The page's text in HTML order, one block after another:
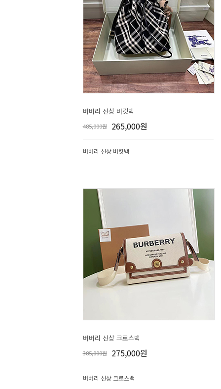
버버리 신상 버킷백
485,000원 265,000원
버버리 신상 버킷백
버버리 신상 크로스백
385,000원 275,000원
버버리 신상 크로스백